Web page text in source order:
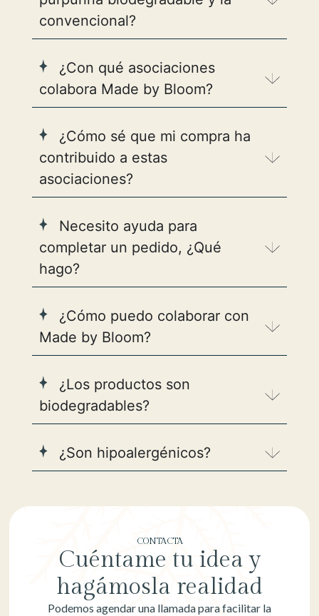
convencional?
¿Con qué asociaciones
colabora Made by Bloom?
¿Cómo sé que mi compra ha
contribuido a estas
asociaciones?
Necesito ayuda para
completar un pedido, ¿Qué
hago?
¿Cómo puedo colaborar con
Made by Bloom?
¿Los productos son
biodegradables?
¿Son hipoalergénicos?
CONTACTA
Cuéntame tu idea y
hagámosla realidad
Podemos agendar una llamada para facilitar la